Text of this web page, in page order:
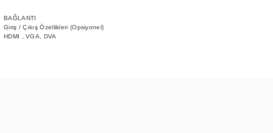
BAĞLANTI
Giriş / Çıkış Özellikleri (Opsiyonel)
HDMI , VGA, DVA